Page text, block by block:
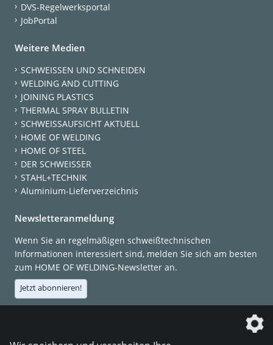
DVS-Regelwerksportal
JobPortal
Weitere Medien
SCHWEISSEN UND SCHNEIDEN
WELDING AND CUTTING
JOINING PLASTICS
THERMAL SPRAY BULLETIN
SCHWEISSAUFSICHT AKTUELL
HOME OF WELDING
HOME OF STEEL
DER SCHWEISSER
STAHL+TECHNIK
Aluminium-Lieferverzeichnis
Newsletteranmeldung
Wenn Sie an regelmäßigen schweißtechnischen
Informationen interessiert sind, melden Sie sich am besten
zum HOME OF WELDING-Newsletter an.
Jetzt abonnieren!
Die DVS Media GmbH ist ein Unternehmen der